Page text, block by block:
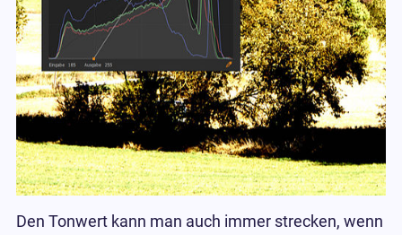
Den Tonwert kann man auch immer strecken, wenn